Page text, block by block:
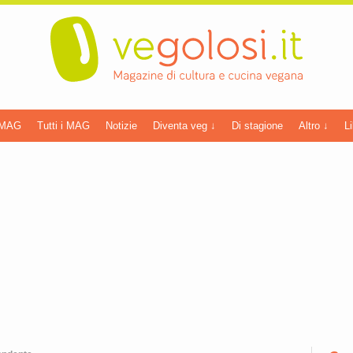
Tutti i MAG Notizie Diventa veg ↓ Di stagione Altro ↓